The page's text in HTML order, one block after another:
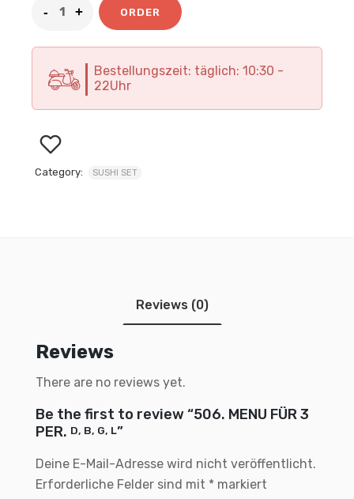
ORDER
Bestellungszeit: täglich: 10:30 -
22Uhr
Category: SUSHI SET
Reviews (0)
Reviews
There are no reviews yet.
Be the first to review “506. MENU FÜR 3
PER. D, B, G, L”
Deine E-Mail-Adresse wird nicht veröffentlicht.
Erforderliche Felder sind mit * markiert